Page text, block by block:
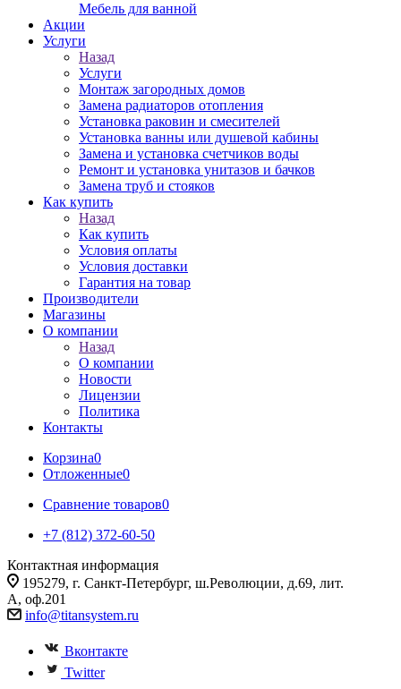
Мебель для ванной
Акции
Услуги
Назад
Услуги
Монтаж загородных домов
Замена радиаторов отопления
Установка раковин и смесителей
Установка ванны или душевой кабины
Замена и установка счетчиков воды
Ремонт и установка унитазов и бачков
Замена труб и стояков
Как купить
Назад
Как купить
Условия оплаты
Условия доставки
Гарантия на товар
Производители
Магазины
О компании
Назад
О компании
Новости
Лицензии
Политика
Контакты
Корзина0
Отложенные0
Сравнение товаров0
+7 (812) 372-60-50
Контактная информация
195279, г. Санкт-Петербург, ш.Революции, д.69, лит.
А, оф.201
info@titansystem.ru
Вконтакте
Twitter